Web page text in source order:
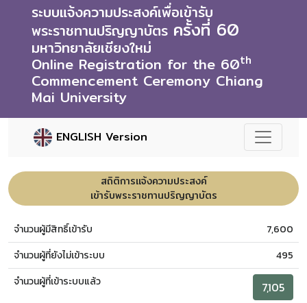
ระบบแจ้งความประสงค์เพื่อเข้ารับ
พระราชทานปริญญาบัตร ครั้งที่ 60
มหาวิทยาลัยเชียงใหม่
Online Registration for the 60th
Commencement Ceremony Chiang
Mai University
ENGLISH Version
สถิติการแจ้งความประสงค์
เข้ารับพระราชทานปริญญาบัตร
จำนวนผู้มีสิทธิ์เข้ารับ
7,600
จำนวนผู้ที่ยังไม่เข้าระบบ
495
จำนวนผู้ที่เข้าระบบแล้ว
7,105